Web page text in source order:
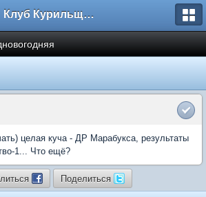
Клуб Курильщиков Трубки
целая куча - ДР Марабукса, результаты
1... Что ещё?
Поделиться